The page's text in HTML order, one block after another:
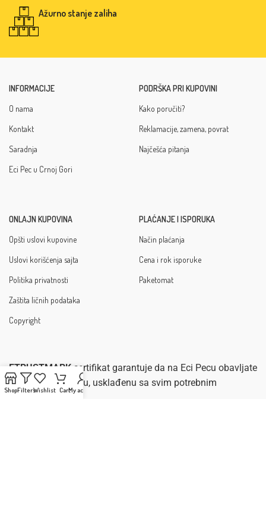
Ažurno stanje zaliha
INFORMACIJE
O nama
Kontakt
Saradnja
Eci Pec u Crnoj Gori
PODRŠKA PRI KUPOVINI
Kako poručiti?
Reklamacije, zamena, povrat
Najčešća pitanja
ONLAJN KUPOVINA
Opšti uslovi kupovine
Uslovi korišćenja sajta
Politika privatnosti
Zaštita ličnih podataka
Copyright
PLAĆANJE I ISPORUKA
Način plaćanja
Cena i rok isporuke
Paketomat
ETRUSTMARK sertifikat garantuje da na Eci Pecu obavljate
sigurnu e-kupovinu, usklađenu sa svim potrebnim
zakonima.
ShopFiltersWishlist CartMy account